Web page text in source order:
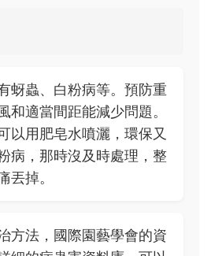
蚜蟲、白粉病等。預防重
和適當間距能減少問題。
以用肥皂水噴灑，環保又
病，那時沒及時處理，整
丟掉。
方法，國際園藝學會的資